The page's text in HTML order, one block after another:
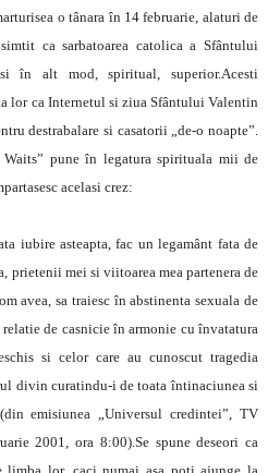
o tânara în 14 februarie, alaturi de
ca sarbatoarea catolica a Sfântului
în alt mod, spiritual, superior.Acesti
lor ca Internetul si ziua Sfântului Valentin
destrabalare si casatorii „de-o noapte”.
pune în legatura spirituala mii de
acelasi crez:
iubire asteapta, fac un legamânt fata de
prietenii mei si viitoarea mea partenera de
avea, sa traiesc în abstinenta sexuala de
de casnicie în armonie cu învatatura
si celor care au cunoscut tragedia
divin curatindu-i de toata întinaciunea si
emisiunea „Universul credintei”, TV
2001, ora 8:00).Se spune deseori ca